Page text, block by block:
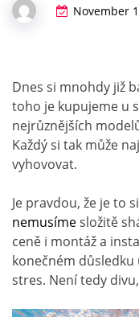
November
Dnes si mnohdy již
toho je kupujeme u
nejrůznějších
Každý si tak může
vyhovovat.
Je pravdou, že je to
nemusímesložitě
ceně i montáž a
konečném důsledku
stres. Není tedy